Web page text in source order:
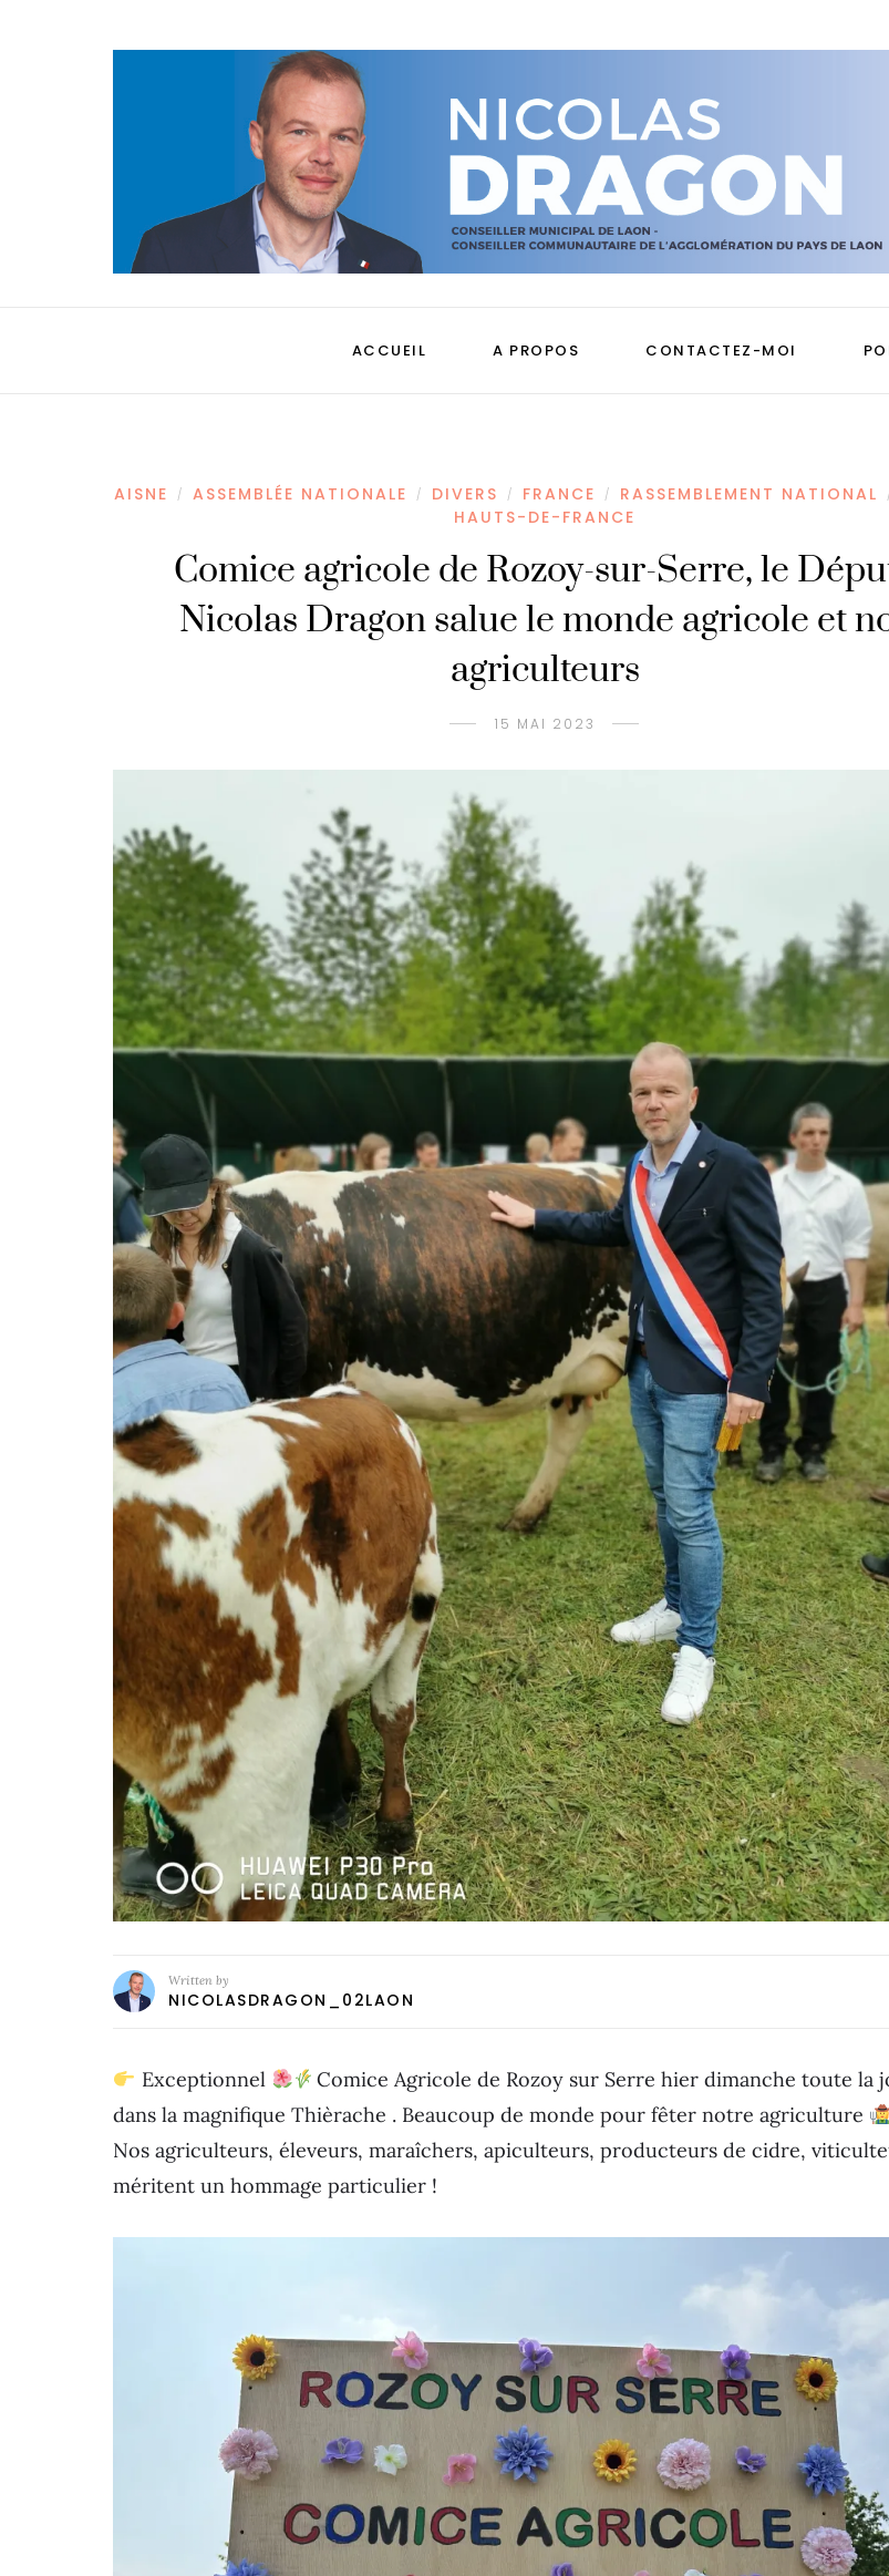
ACCUEIL A PROPOS CONTACTEZ-MOI
AISNE / ASSEMBLÉE NATIONALE / DIVERS / FRANCE / RASSEMBLEMENT NATIONAL
HAUTS-DE-FRANCE
Comice agricole de Rozoy-sur-Serre, le
Nicolas Dragon salue le monde agricole et
agriculteurs
15 MAI 2023
Written by
NICOLASDRAGON_02LAON
Exceptionnel
Comice Agricole de Rozoy sur Serre hier dimanche toute la
dans la magnifique Thièrache . Beaucoup de monde pour fêter notre agriculture
Nos agriculteurs, éleveurs, maraîchers, apiculteurs, producteurs de cidre,
méritent un hommage particulier !